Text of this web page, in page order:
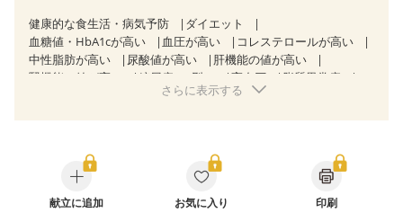
健康的な食生活・病気予防
ダイエット
血糖値・HbA1cが高い
血圧が高い
コレステロールが高い
中性脂肪が高い
尿酸値が高い
肝機能の値が高い
腎機能の値が高い
糖尿病（2型） 高血圧
脂質異常症
狭心症 心筋梗塞
糖尿病性腎症（第１期）
糖尿病性腎症（第２期）
CKD（ステージ１）
CKD（ステージ２）
乳がん（抗がん剤治療中）
乳がん（ホルモン療法中）
さらに表示する
献立に追加 お気に入り 印刷